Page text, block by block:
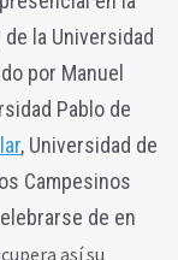
la Universidad
por Manuel
Pablo de
, Universidad de
Campesinos
de en
así su